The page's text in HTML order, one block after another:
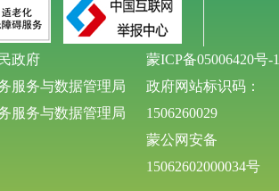
政府
服务与数据管理局
服务与数据管理局
蒙ICP备05006420号-1
政府网站标识码：
1506260029
蒙公网安备
15062602000034号